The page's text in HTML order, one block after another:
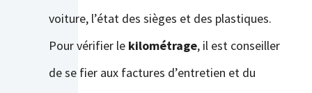
voiture, l’état des sièges et des plastiques.
Pour vérifier le kilométrage, il est conseiller
de se fier aux factures d’entretien et du